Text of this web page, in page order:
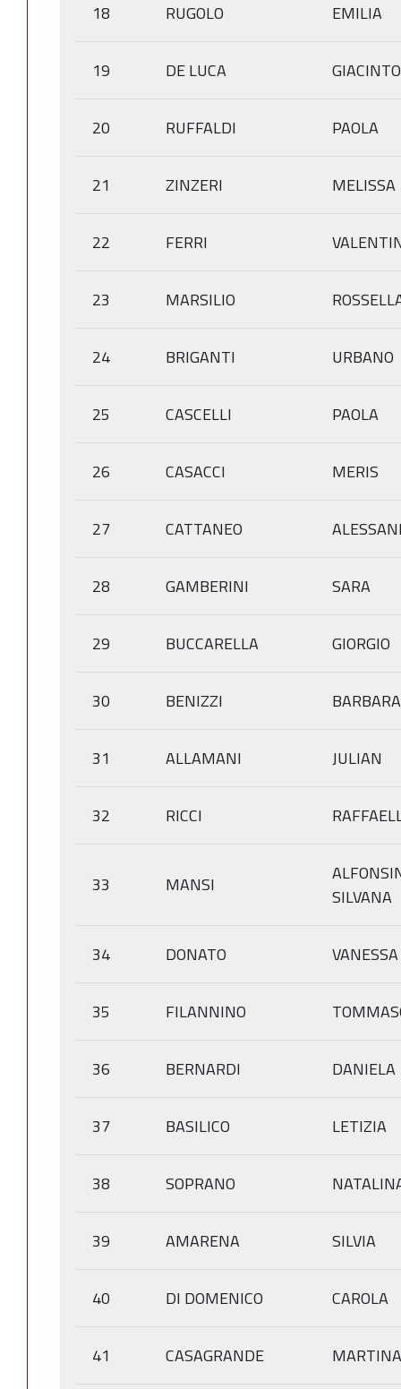
18 RUGOLO EMILIA
19 DE LUCA GIACINTO
20 RUFFALDI PAOLA
21 ZINZERI MELISSA
22 FERRI
23 MARSILIO
24 BRIGANTI URBANO
25 CASCELLI PAOLA
26 CASACCI MERIS
27 CATTANEO
28 GAMBERINI SARA
29 BUCCARELLA GIORGIO
30 BENIZZI BARBARA
31 ALLAMANI JULIAN
32 RICCI
33 MANSI
SILVANA
34 DONATO VANESSA
35 FILANNINO
36 BERNARDI DANIELA
37 BASILICO LETIZIA
38 SOPRANO
39 AMARENA SILVIA
40 DI DOMENICO CAROLA
41 CASAGRANDE MARTINA